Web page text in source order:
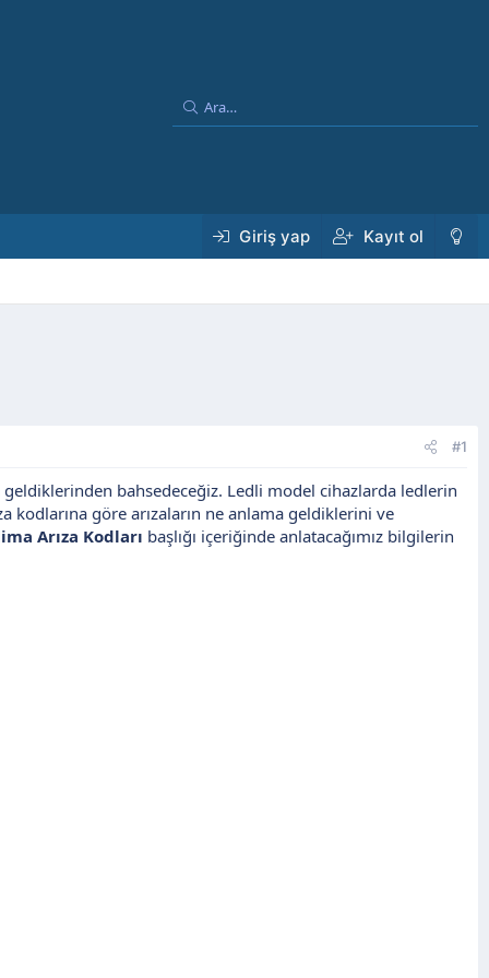
Giriş yap Kayıt ol
#1
geldiklerinden bahsedeceğiz. Ledli model cihazlarda ledlerin
kodlarına göre arızaların ne anlama geldiklerini ve
Arıza Kodları başlığı içeriğinde anlatacağımız bilgilerin